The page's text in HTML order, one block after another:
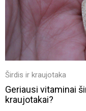
Širdis ir kraujotaka
Geriausi vitaminai
kraujotakai?